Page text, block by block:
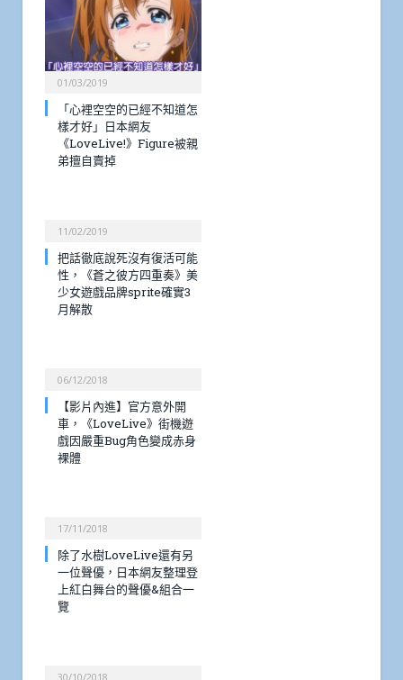
01/03/2019
「心裡空空的已經不知道怎
樣才好」日本網友
《LoveLive!》Figure被親
弟擅自賣掉
11/02/2019
把話徹底說死沒有復活可能
性，《蒼之彼方四重奏》美
少女遊戲品牌sprite確實3
月解散
06/12/2018
【影片內進】官方意外開
車，《LoveLive》街機遊
戲因嚴重Bug角色變成赤身
裸體
17/11/2018
除了水樹LoveLive還有另
一位聲優，日本網友整理登
上紅白舞台的聲優&組合一
覽
30/10/2018